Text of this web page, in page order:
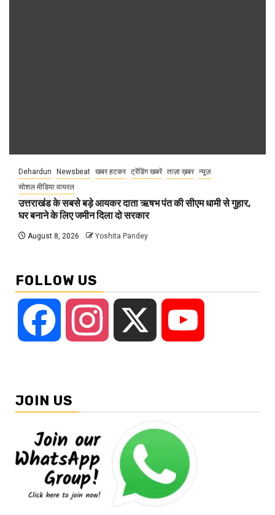
Dehardun Newsbeat खबर हटकर ट्रेंडिंग खबरें ताज़ा ख़बर न्यूज़
सोशल मीडिया वायरल
उत्तराखंड के सबसे बड़े आयकर दाता ऋषभ पंत की सीएम धामी से गुहार,
घर बनाने के लिए जमीन दिला दो सरकार
August 8, 2026 Yoshita Pandey
FOLLOW US
Facebook Instagram
JOIN US